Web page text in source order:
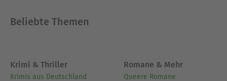
Beliebte Themen
Krimi & Thriller
Krimis aus Deutschland
Romane & Mehr
Queere Romane